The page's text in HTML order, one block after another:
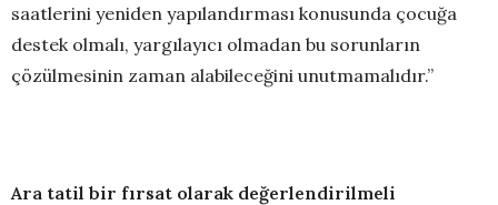
saatlerini yeniden yapılandırması konusunda çocuğa
destek olmalı, yargılayıcı olmadan bu sorunların
çözülmesinin zaman alabileceğini unutmamalıdır.”
Ara tatil bir fırsat olarak değerlendirilmeli